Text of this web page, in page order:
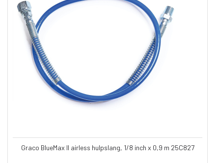
Graco BlueMax II airless hulpslang, 1/8 inch x 0,9 m 25C827